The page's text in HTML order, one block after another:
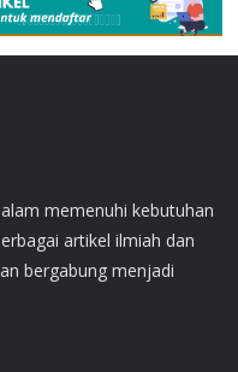
memenuhi kebutuhan
artikel ilmiah dan
bergabung menjadi